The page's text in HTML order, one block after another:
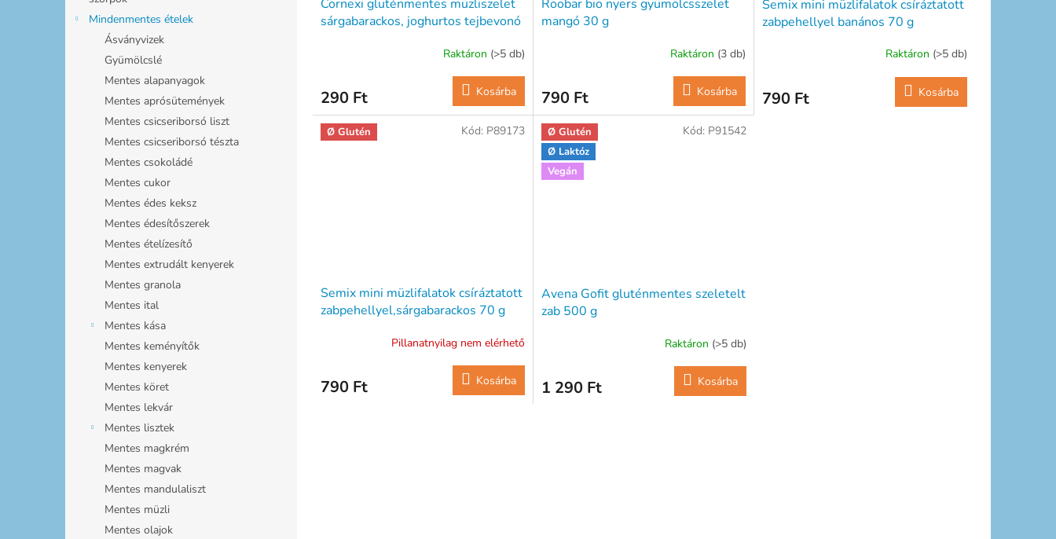
Mindenmentes ételek
Ásványvizek
Gyümölcslé
Mentes alapanyagok
Mentes aprósütemények
Mentes csicseriborsó liszt
Mentes csicseriborsó tészta
Mentes csokoládé
Mentes cukor
Mentes édes keksz
Mentes édesítőszerek
Mentes ételízesítő
Mentes extrudált kenyerek
Mentes granola
Mentes ital
Mentes kása
Mentes keményítők
Mentes kenyerek
Mentes köret
Mentes lekvár
Mentes lisztek
Mentes magkrém
Mentes magvak
Mentes mandulaliszt
Mentes müzli
Mentes olajok
Cornexi gluténmentes müzliszelet
sárgabarackos, joghurtos tejbevonó
Raktáron (>5 db)
290 Ft Kosárba
Roobar bio nyers gyümölcsszelet
mangó 30 g
Raktáron (3 db)
790 Ft Kosárba
Semix mini müzlifalatok csíráztatott
zabpehellyel banános 70 g
Raktáron (>5 db)
790 Ft Kosárba
Ø Glutén
Semix mini müzlifalatok csíráztatott
zabpehellyel,sárgabarackos 70 g
Pillanatnyilag nem elérhető
790 Ft Kosárba
Kód: P89173
Ø Glutén
Ø Laktóz
Vegán
Avena Gofit gluténmentes szeletelt
zab 500 g
Raktáron (>5 db)
1 290 Ft Kosárba
Kód: P91542